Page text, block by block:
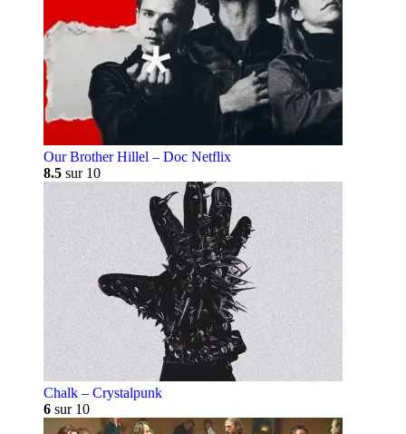
Our Brother Hillel – Doc Netflix
8.5 sur 10
Chalk – Crystalpunk
6 sur 10